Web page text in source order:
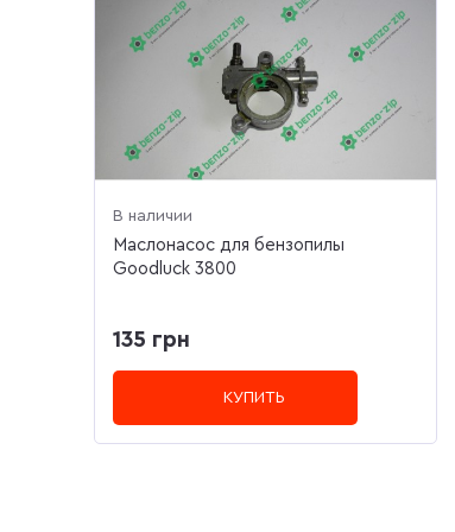
В наличии
Маслонасос для бензопилы
Goodluck 3800
135 грн
КУПИТЬ